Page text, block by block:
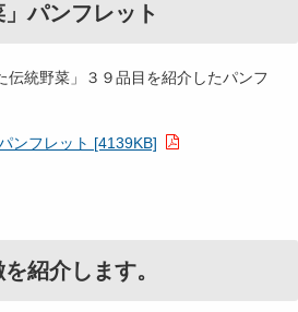
」パンフレット
統野菜」３９品目を紹介したパンフ
ンフレット [4139KB]
紹介します。